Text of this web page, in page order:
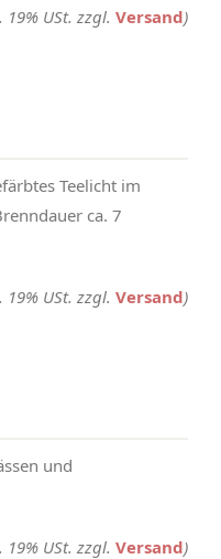
19% USt. zzgl. Versand)
Teelicht im
ca. 7
19% USt. zzgl. Versand)
und
19% USt. zzgl. Versand)